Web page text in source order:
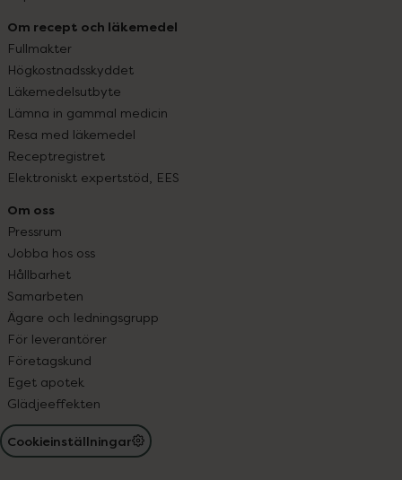
Om recept och läkemedel
Fullmakter
Högkostnadsskyddet
Läkemedelsutbyte
Lämna in gammal medicin
Resa med läkemedel
Receptregistret
Elektroniskt expertstöd, EES
Om oss
Pressrum
Jobba hos oss
Hållbarhet
Samarbeten
Ägare och ledningsgrupp
För leverantörer
Företagskund
Eget apotek
Glädjeeffekten
Cookieinställningar